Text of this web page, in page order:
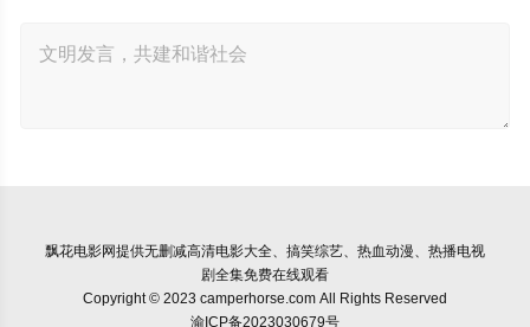
飘花电影网提供无删减高清电影大全、搞笑综艺、热血动漫、热播电视
剧全集免费在线观看
Copyright © 2023 camperhorse.com All Rights Reserved
渝ICP备2023030679号